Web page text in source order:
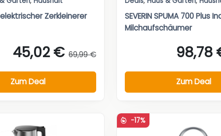
elektrischer Zerkleinerer
45,02 € 69,99 €
Zum Deal
SEVERIN SPUMA 700 Plus
Milchaufschäumer
98,78
Zum Deal
-17%